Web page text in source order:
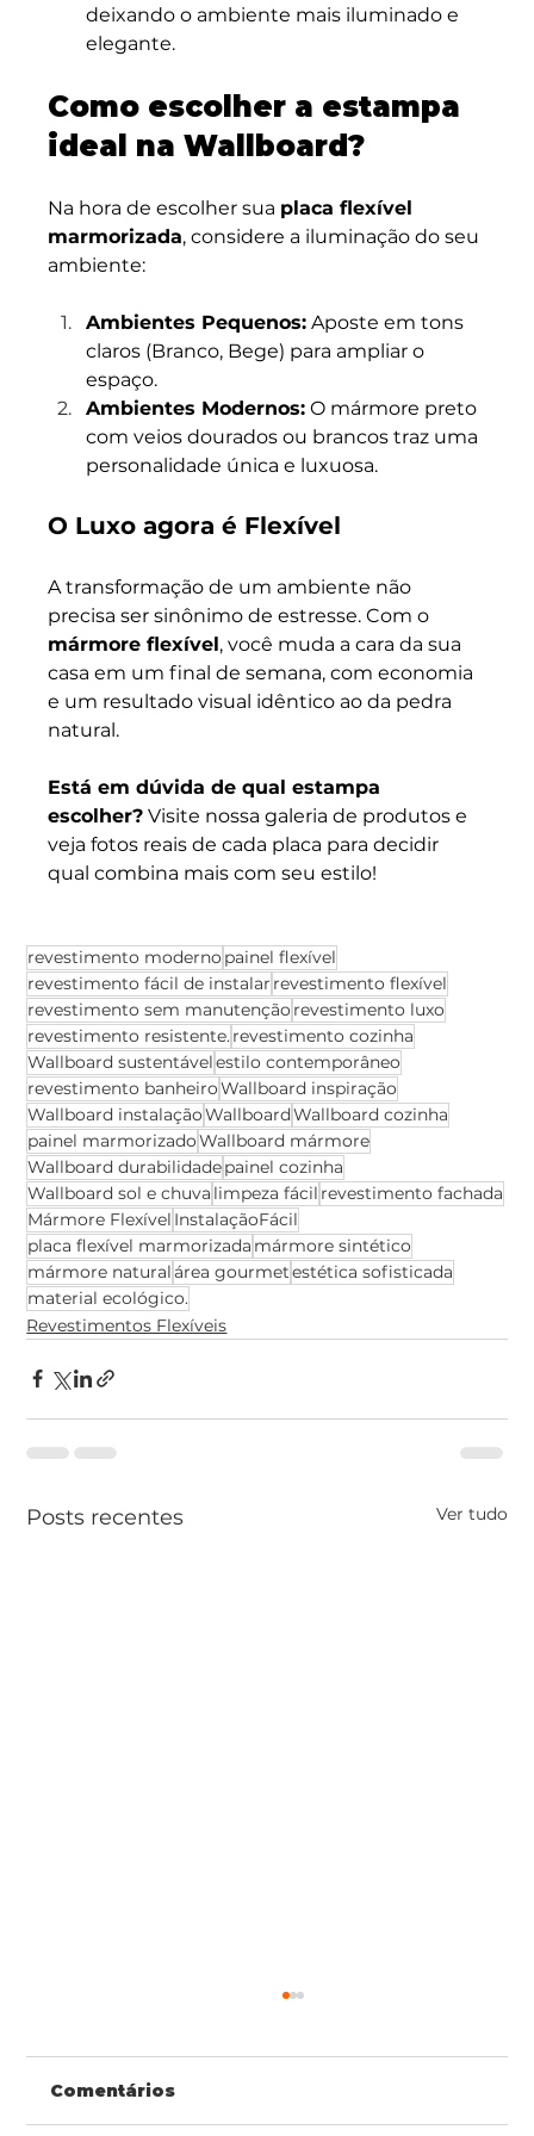
deixando o ambiente mais iluminado e
elegante.
Como escolher a estampa
ideal na Wallboard?
Na hora de escolher sua placa flexível
marmorizada, considere a iluminação do seu
ambiente:
Ambientes Pequenos: Aposte em tons
claros (Branco, Bege) para ampliar o
espaço.
Ambientes Modernos: O mármore preto
com veios dourados ou brancos traz uma
personalidade única e luxuosa.
O Luxo agora é Flexível
A transformação de um ambiente não
precisa ser sinônimo de estresse. Com o
mármore flexível, você muda a cara da sua
casa em um final de semana, com economia
e um resultado visual idêntico ao da pedra
natural.
Está em dúvida de qual estampa
escolher? Visite nossa galeria de produtos e
veja fotos reais de cada placa para decidir
qual combina mais com seu estilo!
revestimento moderno painel flexível
revestimento fácil de instalar revestimento flexível
revestimento sem manutenção revestimento luxo
revestimento resistente.revestimento cozinha
Wallboard sustentávelestilo contemporâneo
revestimento banheiroWallboard inspiração
Wallboard instalaçãoWallboardWallboard cozinha
painel marmorizadoWallboard mármore
Wallboard durabilidadepainel cozinha
Wallboard sol e chuva limpeza fácil revestimento fachada
Mármore Flexível InstalaçãoFácil
placa flexível marmorizada mármore sintético
mármore naturalárea gourmetestética sofisticada
material ecológico.
Revestimentos Flexíveis
Posts recentes Ver tudo
Comentários